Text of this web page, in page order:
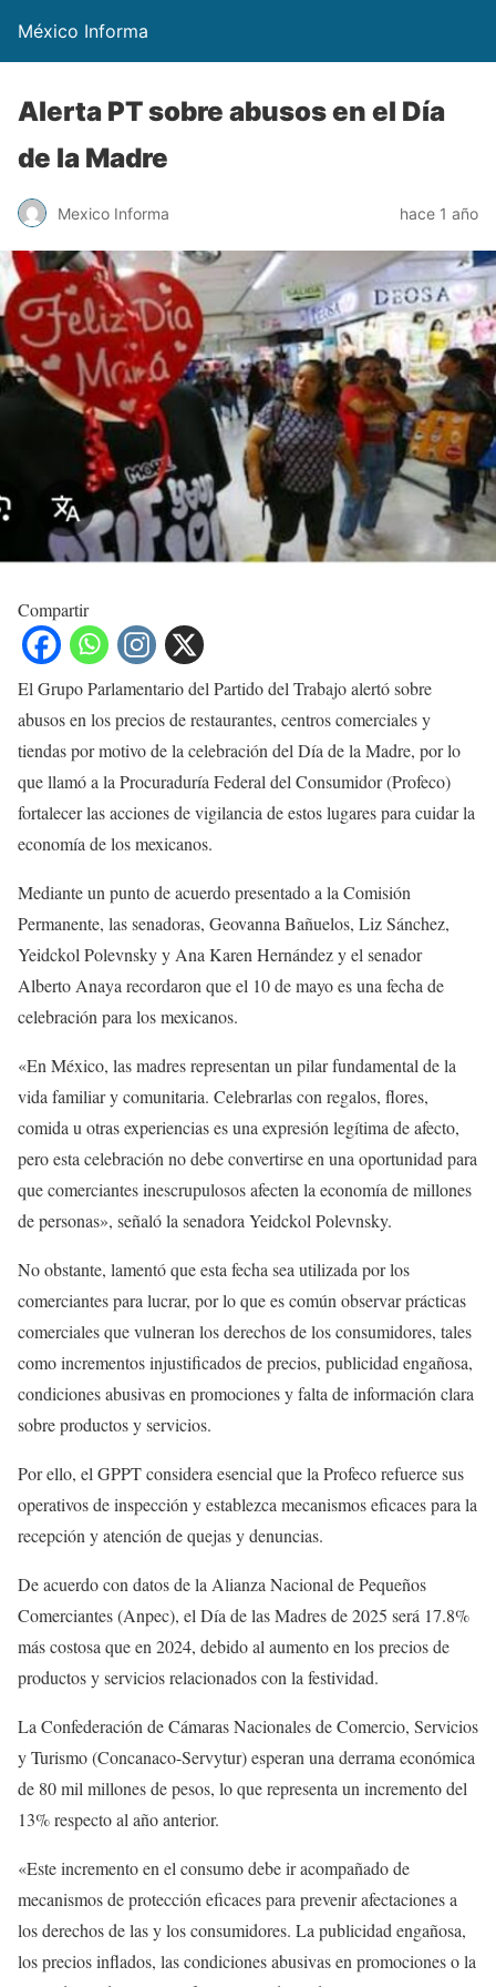
México Informa
Alerta PT sobre abusos en el Día
de la Madre
Mexico Informa hace 1 año
Compartir
El Grupo Parlamentario del Partido del Trabajo alertó sobre
abusos en los precios de restaurantes, centros comerciales y
tiendas por motivo de la celebración del Día de la Madre, por lo
que llamó a la Procuraduría Federal del Consumidor (Profeco)
fortalecer las acciones de vigilancia de estos lugares para cuidar la
economía de los mexicanos.
Mediante un punto de acuerdo presentado a la Comisión
Permanente, las senadoras, Geovanna Bañuelos, Liz Sánchez,
Yeidckol Polevnsky y Ana Karen Hernández y el senador
Alberto Anaya recordaron que el 10 de mayo es una fecha de
celebración para los mexicanos.
«En México, las madres representan un pilar fundamental de la
vida familiar y comunitaria. Celebrarlas con regalos, flores,
comida u otras experiencias es una expresión legítima de afecto,
pero esta celebración no debe convertirse en una oportunidad para
que comerciantes inescrupulosos afecten la economía de millones
de personas», señaló la senadora Yeidckol Polevnsky.
No obstante, lamentó que esta fecha sea utilizada por los
comerciantes para lucrar, por lo que es común observar prácticas
comerciales que vulneran los derechos de los consumidores, tales
como incrementos injustificados de precios, publicidad engañosa,
condiciones abusivas en promociones y falta de información clara
sobre productos y servicios.
Por ello, el GPPT considera esencial que la Profeco refuerce sus
operativos de inspección y establezca mecanismos eficaces para la
recepción y atención de quejas y denuncias.
De acuerdo con datos de la Alianza Nacional de Pequeños
Comerciantes (Anpec), el Día de las Madres de 2025 será 17.8%
más costosa que en 2024, debido al aumento en los precios de
productos y servicios relacionados con la festividad.
La Confederación de Cámaras Nacionales de Comercio, Servicios
y Turismo (Concanaco-Servytur) esperan una derrama económica
de 80 mil millones de pesos, lo que representa un incremento del
13% respecto al año anterior.
«Este incremento en el consumo debe ir acompañado de
mecanismos de protección eficaces para prevenir afectaciones a
los derechos de las y los consumidores. La publicidad engañosa,
los precios inflados, las condiciones abusivas en promociones o la